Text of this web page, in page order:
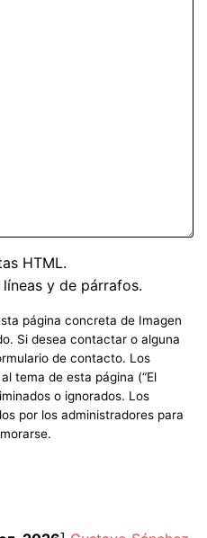
HTML.
y de párrafos.
página concreta de Imagen
Si desea contactar o alguna
de contacto. Los
tema de esta página (“El
o ignorados. Los
por los administradores para